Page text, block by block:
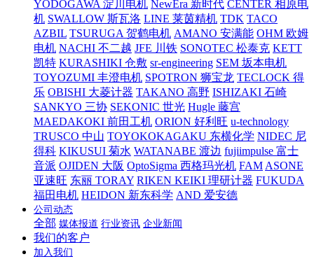
YODOGAWA 淀川电机 NewEra 新时代 CENTER 相原电
机 SWALLOW 斯瓦洛 LINE 莱茵精机 TDK TACO
AZBIL TSURUGA 贺鹤电机 AMANO 安满能 OHM 欧姆
电机 NACHI 不二越 JFE 川铁 SONOTEC 松泰克 KETT
凯特 KURASHIKI 仓敷 sr-engineering SEM 坂本电机
TOYOZUMI 丰澄电机 SPOTRON 狮宝龙 TECLOCK 得
乐 OBISHI 大菱计器 TAKANO 高野 ISHIZAKI 石崎
SANKYO 三协 SEKONIC 世光 Hugle 藤宫
MAEDAKOKI 前田工机 ORION 好利旺 u-technology
TRUSCO 中山 TOYOKOKAGAKU 东横化学 NIDEC 尼
得科 KIKUSUI 菊水 WATANABE 渡边 fujiimpulse 富士
音派 OJIDEN 大阪 OptoSigma 西格玛光机 FAM ASONE
亚速旺 东丽 TORAY RIKEN KEIKI 理研计器 FUKUDA
福田电机 HEIDON 新东科学 AND 爱安德
公司动态
全部 媒体报道 行业资讯 企业新闻
我们的客户
加入我们